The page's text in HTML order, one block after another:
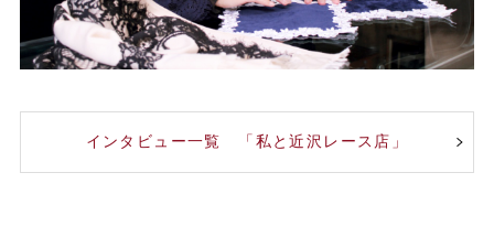
インタビュー一覧 「私と近沢レース店」